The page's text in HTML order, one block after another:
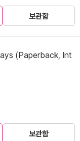
보관함
(Paperback, Int
보관함